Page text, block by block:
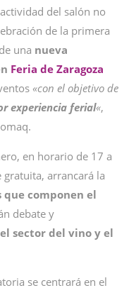
del salón no
de la primera
una nueva
Feria de Zaragoza
«con el objetivo de
experiencia ferial«,
en horario de 17 a
arrancará la
componen el
debate y
sector del vino y el
se centrará en el